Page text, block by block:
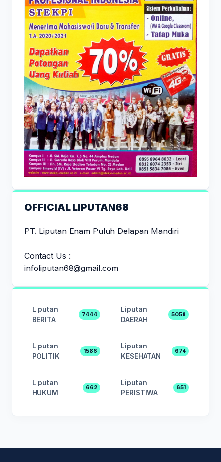
OFFICIAL LIPUTAN68
PT. Liputan Enam Puluh Delapan Mandiri
Contact Us :
infoliputan68@gmail.com
Liputan
BERITA
7444
Liputan
DAERAH
5058
Liputan
POLITIK
1586
Liputan
KESEHATAN
674
Liputan
HUKUM
662
Liputan
PERISTIWA
651